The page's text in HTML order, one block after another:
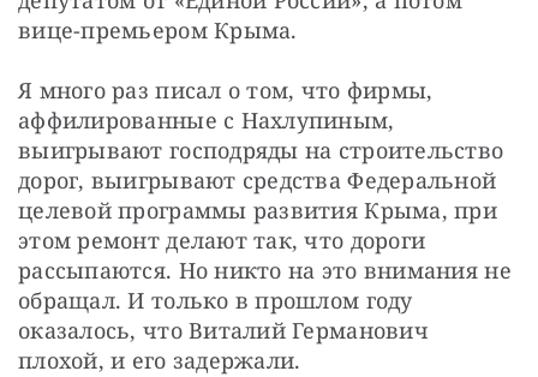
вице-премьером Крыма.
Я много раз писал о том, что фирмы,
аффилированные с Нахлупиным,
выигрывают господряды на строительство
дорог, выигрывают средства Федеральной
целевой программы развития Крыма, при
этом ремонт делают так, что дороги
рассыпаются. Но никто на это внимания не
обращал. И только в прошлом году
оказалось, что Виталий Германович
плохой, и его задержали.